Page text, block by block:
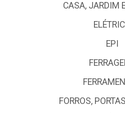
CASA, JARDIM
EPI
FORROS,